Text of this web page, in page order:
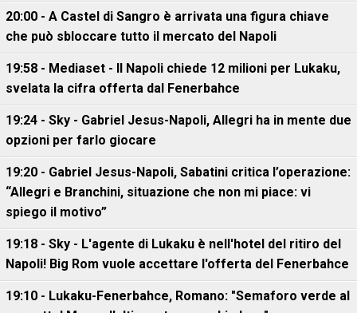
20:00 - A Castel di Sangro è arrivata una figura chiave
che può sbloccare tutto il mercato del Napoli
19:58 - Mediaset - Il Napoli chiede 12 milioni per Lukaku,
svelata la cifra offerta dal Fenerbahce
19:24 - Sky - Gabriel Jesus-Napoli, Allegri ha in mente due
opzioni per farlo giocare
19:20 - Gabriel Jesus-Napoli, Sabatini critica l’operazione:
“Allegri e Branchini, situazione che non mi piace: vi
spiego il motivo”
19:18 - Sky - L'agente di Lukaku è nell'hotel del ritiro del
Napoli! Big Rom vuole accettare l'offerta del Fenerbahce
19:10 - Lukaku-Fenerbahce, Romano: "Semaforo verde al